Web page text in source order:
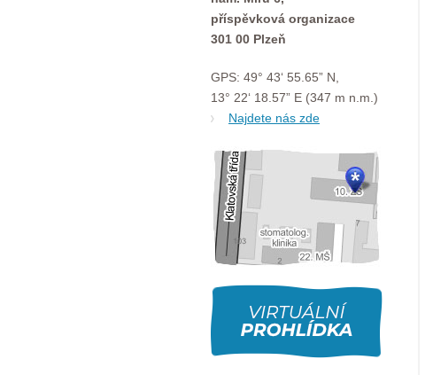
příspěvková organizace
301 00 Plzeň
GPS: 49° 43‘ 55.65” N,
13° 22‘ 18.57” E (347 m n.m.)
Najdete nás zde